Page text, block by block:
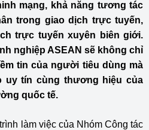
mạng, khả năng tương tác
trong giao dịch trực tuyến,
trực tuyến xuyên biên giới.
nghiệp ASEAN sẽ không chỉ
tin của người tiêu dùng mà
uy tín cùng thương hiệu của
quốc tế.
làm việc của Nhóm Công tác